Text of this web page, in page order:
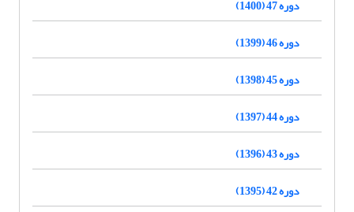
دوره 47 (1400)
دوره 46 (1399)
دوره 45 (1398)
دوره 44 (1397)
دوره 43 (1396)
دوره 42 (1395)